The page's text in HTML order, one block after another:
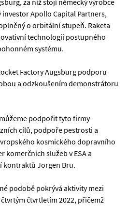
za níž stojí německý výrobce
investor Apollo Capital Partners,
o orbitální stupeň. Raketa
technologii postupného
systému.
Factory Augsburg podporu
a odzkoušením demonstrátoru
podpořit tyto firmy
cílů, podpoře pestrosti a
kosmického dopravního
komerčních služeb v ESA a
kontraktů Jorgen Bru.
podobě pokrývá aktivity mezi
čtvrtletím 2022, přičemž